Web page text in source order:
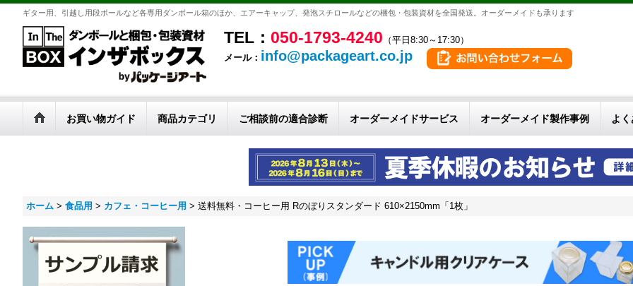
ギター用、引越し用段ボールなど各専用ダンボール箱のほか、エアーキャップ、発泡スチロールなどの梱包・包装資材を全国発送。オーダーメイドも承ります
TEL： 050-1793-4240 （平日8:30～17:30）
メール： info@packageart.co.jp
お買い物ガイド 商品カテゴリ ご相談前の適合診断 オーダーメイドサービス オーダーメイド製作事例 よ
ホーム > 食品用 > カフェ・コーヒー用 > 送料無料・コーヒー用 Rのぼりスタンダード 610×2150mm「1枚」